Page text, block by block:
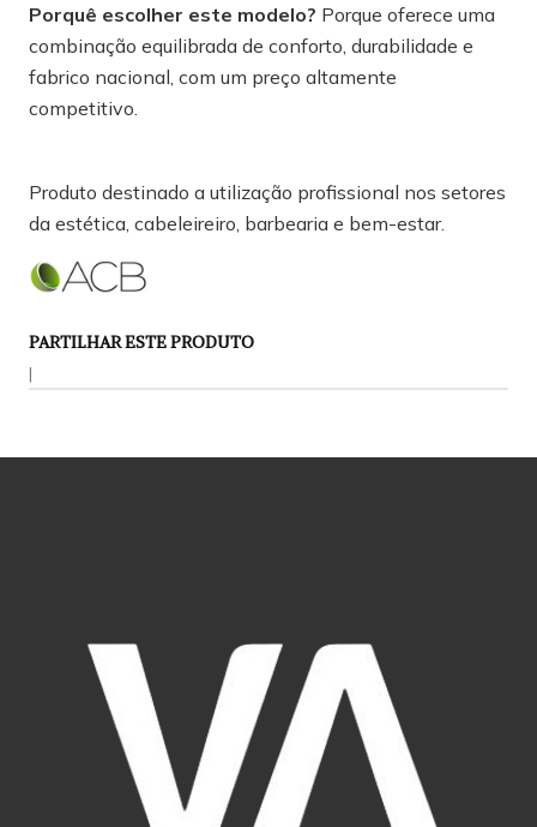
Porquê escolher este modelo? Porque oferece uma
combinação equilibrada de conforto, durabilidade e
fabrico nacional, com um preço altamente
competitivo.
Produto destinado a utilização profissional nos setores
da estética, cabeleireiro, barbearia e bem-estar.
PARTILHAR ESTE PRODUTO
|